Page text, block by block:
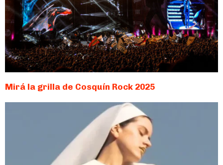
Mirá la grilla de Cosquín Rock 2025